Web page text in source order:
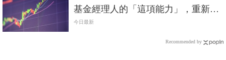
基金經理人的「這項能力」，重新受
到市場重視
今日最新
Recommended by